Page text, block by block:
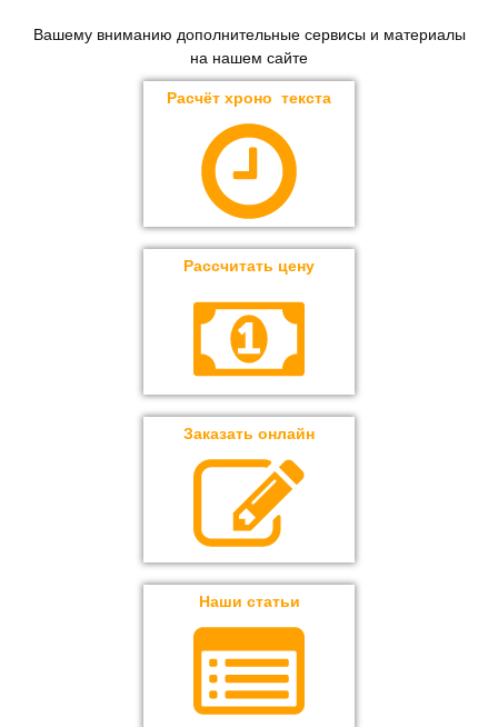
Вашему вниманию дополнительные сервисы и материалы
на нашем сайте
Расчёт хроно текста
Рассчитать цену
Заказать онлайн
Наши статьи